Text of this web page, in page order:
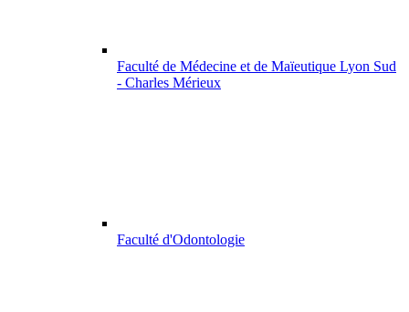
Faculté de Médecine et de Maïeutique Lyon Sud
- Charles Mérieux
Faculté d'Odontologie